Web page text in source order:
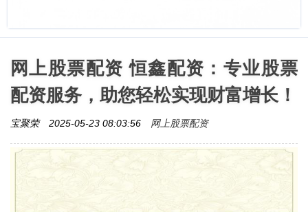
网上股票配资 恒鑫配资：专业股票
配资服务，助您轻松实现财富增长！
宝聚荣 2025-05-23 08:03:56 网上股票配资